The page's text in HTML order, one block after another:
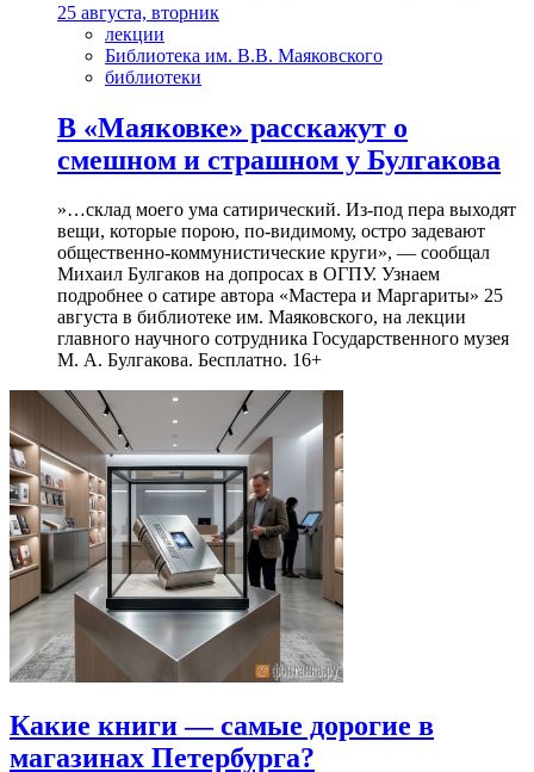
25 августа, вторник
лекции
Библиотека им. В.В. Маяковского
библиотеки
В «Маяковке» расскажут о
смешном и страшном у Булгакова
»…склад моего ума сатирический. Из-под пера выходят
вещи, которые порою, по-видимому, остро задевают
общественно-коммунистические круги», — сообщал
Михаил Булгаков на допросах в ОГПУ. Узнаем
подробнее о сатире автора «Мастера и Маргариты» 25
августа в библиотеке им. Маяковского, на лекции
главного научного сотрудника Государственного музея
М. А. Булгакова. Бесплатно. 16+
Какие книги — самые дорогие в
магазинах Петербурга?